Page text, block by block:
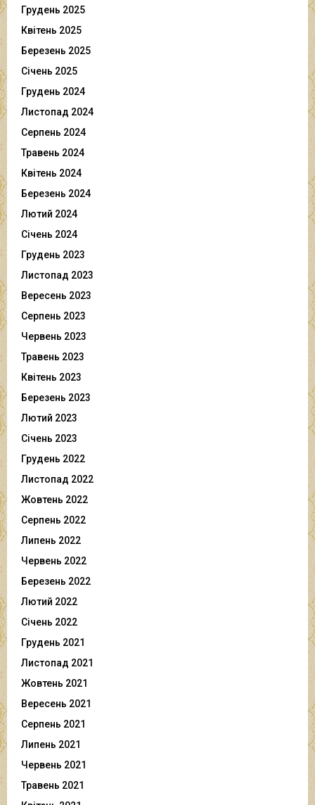
Грудень 2025
Квітень 2025
Березень 2025
Січень 2025
Грудень 2024
Листопад 2024
Серпень 2024
Травень 2024
Квітень 2024
Березень 2024
Лютий 2024
Січень 2024
Грудень 2023
Листопад 2023
Вересень 2023
Серпень 2023
Червень 2023
Травень 2023
Квітень 2023
Березень 2023
Лютий 2023
Січень 2023
Грудень 2022
Листопад 2022
Жовтень 2022
Серпень 2022
Липень 2022
Червень 2022
Березень 2022
Лютий 2022
Січень 2022
Грудень 2021
Листопад 2021
Жовтень 2021
Вересень 2021
Серпень 2021
Липень 2021
Червень 2021
Травень 2021